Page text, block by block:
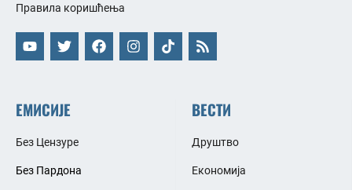
Правила коришћења
ЕМИСИЈЕ
Без Цензуре
Без Пардона
ВЕСТИ
Друштво
Економија